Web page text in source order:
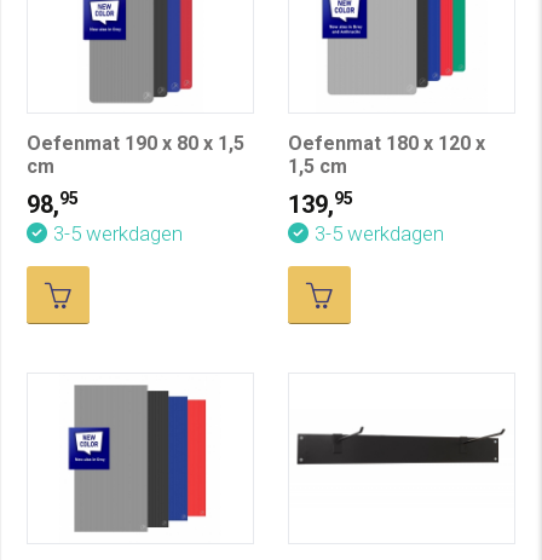
Oefenmat 190 x 80 x 1,5
cm
98,95
3-5 werkdagen
Oefenmat 180 x 120 x
1,5 cm
139,95
3-5 werkdagen